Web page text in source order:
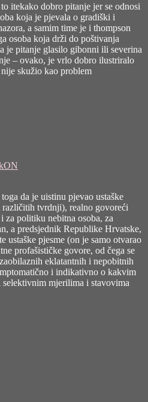
itekako dobro pitanje jer se odnosi
koja je pjevala o gradiški i
a samim time je i thompson
osoba koja drži do poštivanja
je pitanje glasilo gibonni ili severina
– ovako, je vrlo dobro ilustriralo
skužio kao problem
da je uistinu pjevao ustaške
tvrdnji), realno govoreći
za politiku nebitna osoba, za
a predsjednik Republike Hrvatske,
ustaške pjesme (on je samo otvarao
profašističke govore, od čega se
eklatantnih i nepobitnih
i indikativno o kakvim
mjerilima i stavovima